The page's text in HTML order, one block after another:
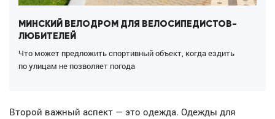
МИНСКИЙ ВЕЛОДРОМ ДЛЯ ВЕЛОСИПЕДИСТОВ-
ЛЮБИТЕЛЕЙ
Что может предложить спортивный объект, когда ездить
по улицам не позволяет погода
Второй важный аспект — это одежда. Одежды для